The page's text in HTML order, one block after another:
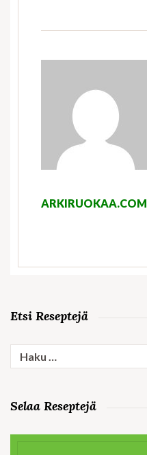
ARKIRUOKAA.COM
Etsi Reseptejä
Selaa Reseptejä